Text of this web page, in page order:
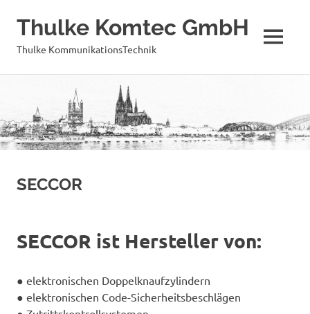
springen
Thulke Komtec GmbH
Thulke KommunikationsTechnik MENÜ
SECCOR
SECCOR ist Hersteller von:
● elektronischen Doppelknaufzylindern
● elektronischen Code-Sicherheitsbeschlägen